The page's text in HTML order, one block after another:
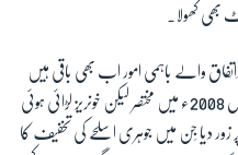
بھی کھولا۔
والے باہمی امور اب بھی باقی ہیں
جِن میں جارجیا کے ساتھ تعلقات شامل ہیں جہاں 2008ء میں مختصر لیکن خونریز لڑائی ہوئی
دیا جِن میں جوہری اسلحے کی تخفیف کا